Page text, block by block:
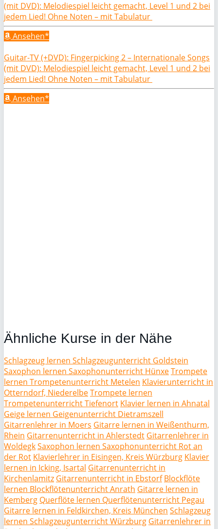
(mit DVD): Melodiespiel leicht gemacht, Level 1 und 2 bei
jedem Lied! Ohne Noten – mit Tabulatur
Ansehen*
Guitar-TV (+DVD): Fingerpicking 2 – Internationale Songs
(mit DVD): Melodiespiel leicht gemacht, Level 1 und 2 bei
jedem Lied! Ohne Noten – mit Tabulatur
Ansehen*
Ähnliche Kurse in der Nähe
Schlagzeug lernen Schlagzeugunterricht Goldstein
Saxophon lernen Saxophonunterricht HünxeTrompete
lernen Trompetenunterricht Metelen Klavierunterricht in
Otterndorf, NiederelbeTrompete lernen
Trompetenunterricht Tiefenort Klavier lernen in Ahnatal
Geige lernen Geigenunterricht Dietramszell
Gitarrenlehrer in Moers Gitarre lernen in Weißenthurm,
Rhein Gitarrenunterricht in Ahlerstedt Gitarrenlehrer in
WoldegkSaxophon lernen Saxophonunterricht Rot an
der Rot Klavierlehrer in Eisingen, Kreis Würzburg Klavier
lernen in Icking, Isartal Gitarrenunterricht in
Kirchenlamitz Gitarrenunterricht in Ebstorf Blockflöte
lernen Blockflötenunterricht Anrath Gitarre lernen in
Kemberg Querflöte lernen Querflötenunterricht Pegau
Gitarre lernen in Feldkirchen, Kreis München Schlagzeug
lernen Schlagzeugunterricht Würzburg Gitarrenlehrer in